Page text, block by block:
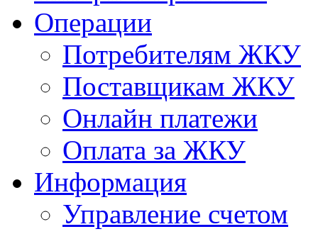
Операции
Потребителям ЖКУ
Поставщикам ЖКУ
Онлайн платежи
Оплата за ЖКУ
Информация
Управление счетом